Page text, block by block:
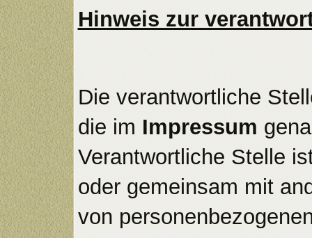
Hinweis zur
Die verantwortliche
die im Impressum
Verantwortliche Stelle
oder gemeinsam mit
von